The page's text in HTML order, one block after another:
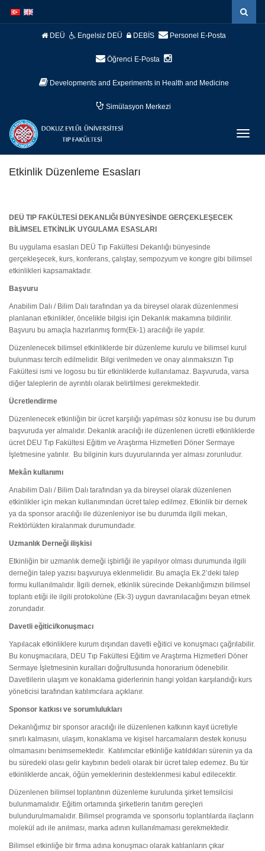
atla
atla
DEÜ Engelsiz DEÜ DEBİS Personel E-Posta
Öğrenci E-Posta
Developments and Experiments in Health and Medicine
Simülasyon Merkezi
Etkinlik Düzenleme Esasları
DEÜ TIP FAKÜLTESİ DEKANLIĞI BÜNYESİNDE GERÇEKLEŞECEK
BİLİMSEL ETKİNLİK UYGULAMA ESASLARI
Bu uygulama esasları DEÜ Tıp Fakültesi Dekanlığı bünyesinde
gerçekleşecek, kurs, konferans, çalıştay, sempozyum ve kongre gibi bilimsel
etkinlikleri kapsamaktadır.
Başvuru
Anabilim Dalı / Bilim Dalı tarafından ya da bireysel olarak düzenlenmesi
planlanan etkinlikler, öncelikle bilgisi için Dekanlık makamına bildirilir.
Başvuru bu amaçla hazırlanmış form(Ek-1) aracılığı ile yapılır.
Düzenlenecek bilimsel etkinliklerde bir düzenleme kurulu ve bilimsel kurul
bulunması tercih edilmelidir. Bilgi verilmeden ve onay alınmaksızın Tıp
Fakültesi ismi ve logosu bu tür etkinliklerde kullanılamaz. Başvuruda, varsa
diğer taleplerin de ayrıntılı olarak belirtilmesi gerekmektedir.
Ücretlendirme
Düzenlenecek etkinliğin bir ücret karşılığı yapılması söz konusu ise bu durum
başvuruda yer almalıdır. Dekanlık aracılığı ile düzenlenen ücretli etkinliklerde
ücret DEU Tıp Fakültesi Eğitim ve Araştırma Hizmetleri Döner Sermaye
İşletmesine yatırılır. Bu bilginin kurs duyurularında yer alması zorunludur.
Mekân kullanımı
Anabilim Dalı / Bilim Dalı tarafından ya da bireysel olarak düzenlenen
etkinlikler için mekan kullanımından ücret talep edilmez. Etkinlik bir dernek
ya da sponsor aracılığı ile düzenleniyor ise bu durumda ilgili mekan,
Rektörlükten kiralanmak durumundadır.
Uzmanlık Derneği ilişkisi
Etkinliğin bir uzmanlık derneği işbirliği ile yapılıyor olması durumunda ilgili
derneğin talep yazısı başvuruya eklenmelidir. Bu amaçla Ek.2’deki talep
formu kullanılmalıdır. İlgili dernek, etkinlik sürecinde Dekanlığımızın bilimsel
toplantı etiği ile ilgili protokolüne (Ek-3) uygun davranılacağını beyan etmek
zorundadır.
Davetli eğitici/konuşmacı
Yapılacak etkinliklere kurum dışından davetli eğitici ve konuşmacı çağrılabilir.
Bu konuşmacılara, DEU Tıp Fakültesi Eğitim ve Araştırma Hizmetleri Döner
Sermaye İşletmesinin kuralları doğrultusunda honorarium ödenebilir.
Davetlilerin ulaşım ve konaklama giderlerinin hangi yoldan karşılandığı kurs
yöneticisi tarafından katılımcılara açıklanır.
Sponsor katkısı ve sorumlulukları
Dekanlığımız bir sponsor aracılığı ile düzenlenen katkının kayıt ücretiyle
sınırlı kalmasını, ulaşım, konaklama ve kişisel harcamaların destek konusu
olmamasını benimsemektedir. Katılımcılar etkinliğe katıldıkları sürenin ya da
bu süredeki olası gelir kaybının bedeli olarak bir ücret talep edemez. Bu tür
etkinliklerde ancak, öğün yemeklerinin desteklenmesi kabul edilecektir.
Düzenlenen bilimsel toplantının düzenleme kurulunda şirket temsilcisi
bulunmamalıdır. Eğitim ortamında şirketlerin tanıtım gereçleri
bulundurulmamalıdır. Bilimsel programda ve sponsorlu toplantılarda ilaçların
molekül adı ile anılması, marka adının kullanılmaması gerekmektedir.
Bilimsel etkinliğe bir firma adına konuşmacı olarak katılanların çıkar